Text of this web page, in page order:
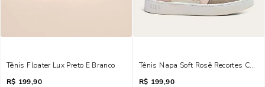
Tênis Floater Lux Preto E Branco
R$ 199,90
Tênis Napa Soft Rosê Recortes
R$ 199,90